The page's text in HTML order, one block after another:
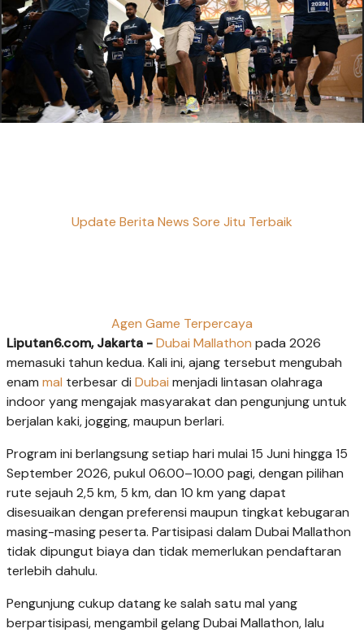
Update Berita News Sore Jitu Terbaik
Agen Game Terpercaya
Liputan6.com, Jakarta -Dubai Mallathon pada 2026
memasuki tahun kedua. Kali ini, ajang tersebut mengubah
enam mal terbesar di Dubai menjadi lintasan olahraga
indoor yang mengajak masyarakat dan pengunjung untuk
berjalan kaki, jogging, maupun berlari.
Program ini berlangsung setiap hari mulai 15 Juni hingga 15
September 2026, pukul 06.00–10.00 pagi, dengan pilihan
rute sejauh 2,5 km, 5 km, dan 10 km yang dapat
disesuaikan dengan preferensi maupun tingkat kebugaran
masing-masing peserta. Partisipasi dalam Dubai Mallathon
tidak dipungut biaya dan tidak memerlukan pendaftaran
terlebih dahulu.
Pengunjung cukup datang ke salah satu mal yang
berpartisipasi, mengambil gelang Dubai Mallathon, lalu